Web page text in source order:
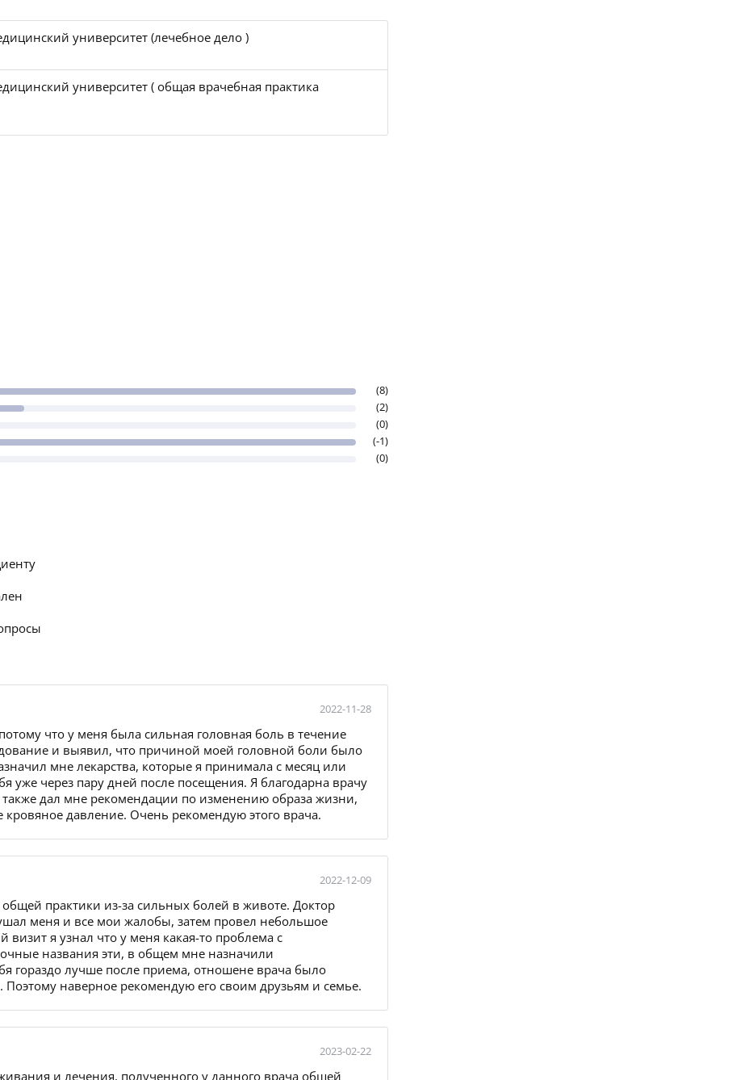
университет (лечебное дело )
университет ( общая врачебная практика
(8)
(2)
(0)
(-1)
(0)
2022-11-28
что у меня была сильная головная боль в течение
и выявил, что причиной моей головной боли было
мне лекарства, которые я принимала с месяц или
уже через пару дней после посещения. Я благодарна врачу
дал мне рекомендации по изменению образа жизни,
давление. Очень рекомендую этого врача.
2022-12-09
общей практики из-за сильных болей в животе. Доктор
меня и все мои жалобы, затем провел небольшое
я узнал что у меня какая-то проблема с
названия эти, в общем мне назначили
гораздо лучше после приема, отношене врача было
наверное рекомендую его своим друзьям и семье.
2023-02-22
и лечения, полученного у данного врача общей